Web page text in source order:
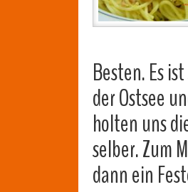
Besten. Es
der Ostsee
holten uns
selber. Zum
dann ein